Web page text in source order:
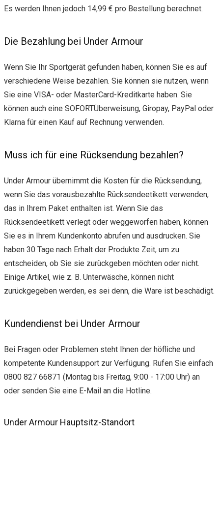
Es werden Ihnen jedoch 14,99 € pro Bestellung berechnet.
Die Bezahlung bei Under Armour
Wenn Sie Ihr Sportgerät gefunden haben, können Sie es auf
verschiedene Weise bezahlen. Sie können sie nutzen, wenn
Sie eine VISA- oder MasterCard-Kreditkarte haben. Sie
können auch eine SOFORTÜberweisung, Giropay, PayPal oder
Klarna für einen Kauf auf Rechnung verwenden.
Muss ich für eine Rücksendung bezahlen?
Under Armour übernimmt die Kosten für die Rücksendung,
wenn Sie das vorausbezahlte Rücksendeetikett verwenden,
das in Ihrem Paket enthalten ist. Wenn Sie das
Rücksendeetikett verlegt oder weggeworfen haben, können
Sie es in Ihrem Kundenkonto abrufen und ausdrucken. Sie
haben 30 Tage nach Erhalt der Produkte Zeit, um zu
entscheiden, ob Sie sie zurückgeben möchten oder nicht.
Einige Artikel, wie z. B. Unterwäsche, können nicht
zurückgegeben werden, es sei denn, die Ware ist beschädigt.
Kundendienst bei Under Armour
Bei Fragen oder Problemen steht Ihnen der höfliche und
kompetente Kundensupport zur Verfügung. Rufen Sie einfach
0800 827 66871 (Montag bis Freitag, 9:00 - 17:00 Uhr) an
oder senden Sie eine E-Mail an die Hotline.
Under Armour Hauptsitz-Standort